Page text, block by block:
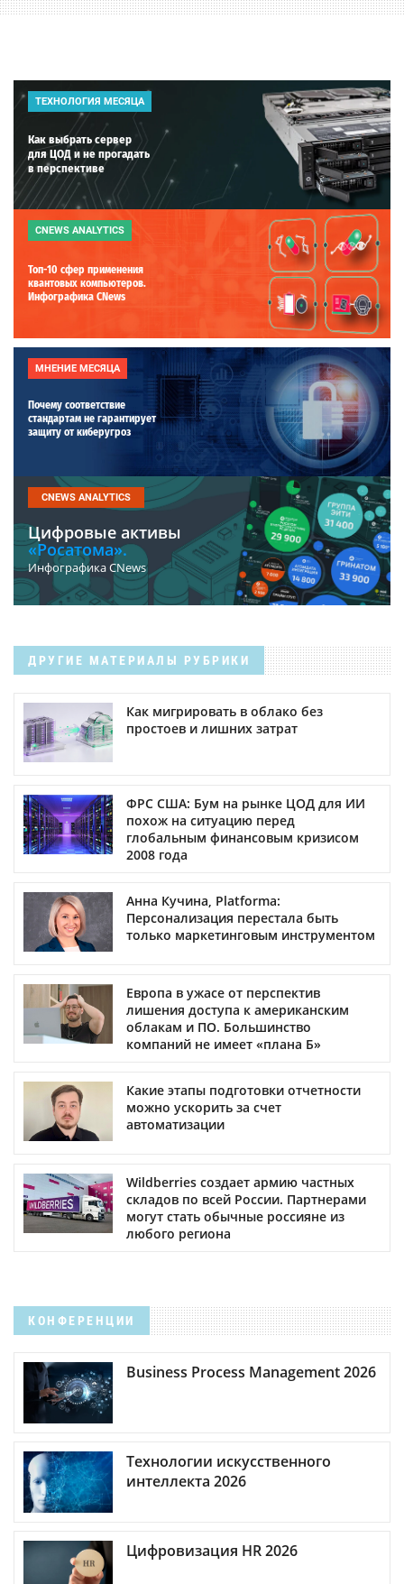
ТЕХНОЛОГИЯ МЕСЯЦА
Как выбрать сервер
для ЦОД и не прогадать
в перспективе
CNEWS ANALYTICS
Топ-10 сфер применения
квантовых компьютеров.
Инфографика CNews
МНЕНИЕ МЕСЯЦА
Почему соответствие
стандартам не гарантирует
защиту от киберугроз
CNEWS ANALYTICS
Цифровые активы
«Росатома».
Инфографика CNews
ДРУГИЕ МАТЕРИАЛЫ РУБРИКИ
Как мигрировать в облако без
простоев и лишних затрат
ФРС США: Бум на рынке ЦОД для ИИ
похож на ситуацию перед
глобальным финансовым кризисом
2008 года
Анна Кучина, Platforma:
Персонализация перестала быть
только маркетинговым инструментом
Европа в ужасе от перспектив
лишения доступа к американским
облакам и ПО. Большинство
компаний не имеет «плана Б»
Какие этапы подготовки отчетности
можно ускорить за счет
автоматизации
Wildberries создает армию частных
складов по всей России. Партнерами
могут стать обычные россияне из
любого региона
КОНФЕРЕНЦИИ
Business Process Management 2026
Технологии искусственного
интеллекта 2026
Цифровизация HR 2026